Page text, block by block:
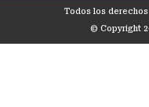
Todos los
© Copyright